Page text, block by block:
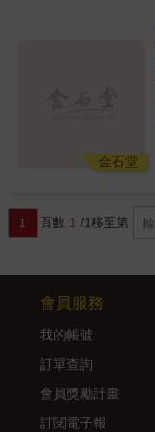
金石堂
1 頁數 1 /1移至第
會員服務
我的帳號
訂單查詢
會員獎勵計畫
訂閱電子報